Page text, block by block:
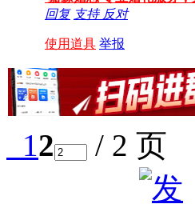
回复 支持 反对
使用道具 举报
12 / 2 页